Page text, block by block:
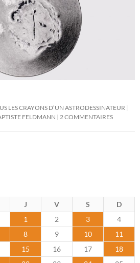
LES CRAYONS D’UN ASTRODESSINATEUR
FELDMANN 2 COMMENTAIRES
J V S
D
1
2 3
4
8 9 10
11
15 16 17
18